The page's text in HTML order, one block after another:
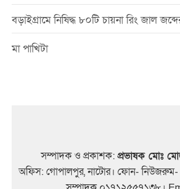
বড়াইগ্রামে নিষিদ্ধ ৮০টি চায়না রিং জাল
মা পাখিটা
সম্পাদক ও প্রকাশক: প্রভাষক মোঃ
অফিস: গোপালপুর, নাটোর। ফোন-